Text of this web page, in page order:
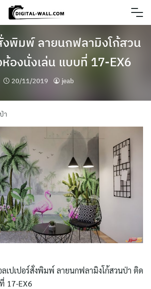
งพิมพ์ ลายนกฟลามิงโก้สวน
องนั่งเล่น แบบที่ 17-EX6
20/11/2019 jeab
า
ลเปเปอร์สั่งพิมพ์ ลายนกฟลามิงโก้สวนป่า ติด
17-EX6